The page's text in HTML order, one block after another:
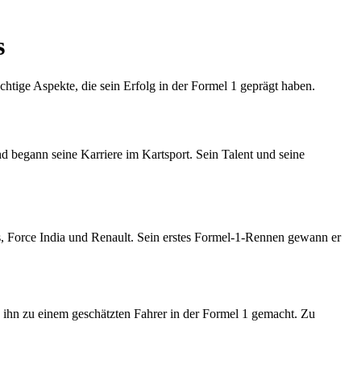
Aspekte, die sein Erfolg in der Formel 1 geprägt haben.
seine Karriere im Kartsport. Sein Talent und seine
India und Renault. Sein erstes Formel-1-Rennen gewann er
zu einem geschätzten Fahrer in der Formel 1 gemacht. Zu